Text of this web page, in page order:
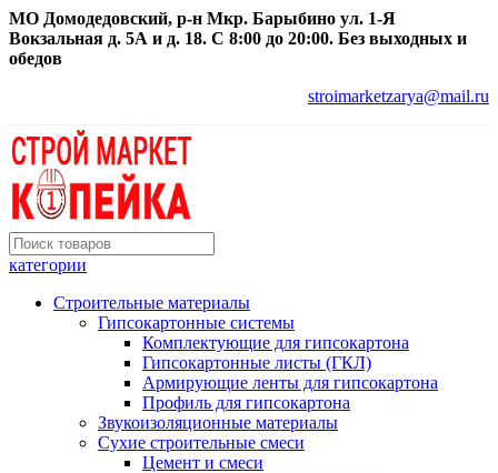
МО Домодедовский, р-н Мкр. Барыбино ул. 1-Я
Вокзальная д. 5А и д. 18. С 8:00 до 20:00. Без выходных и
обедов
stroimarketzarya@mail.ru
категории
Строительные материалы
Гипсокартонные системы
Комплектующие для гипсокартона
Гипсокартонные листы (ГКЛ)
Армирующие ленты для гипсокартона
Профиль для гипсокартона
Звукоизоляционные материалы
Сухие строительные смеси
Цемент и смеси